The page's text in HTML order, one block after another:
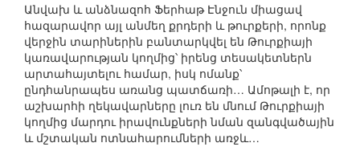
Անվախ և անձնազոհ Ֆերհաթ Էնջուն միացավ
հազարավոր այլ անմեղ քրդերի և թուրքերի, որոնք
վերջին տարիներին բանտարկվել են Թուրքիայի
կառավարության կողմից՝ իրենց տեսակետներն
արտահայտելու համար, իսկ ոմանք՝
ընդհանրապես առանց պատճառի… Ամոթալի է, որ
աշխարհի ղեկավարները լուռ են մնում Թուրքիայի
կողմից մարդու իրավունքների նման զանգվածային
և մշտական ոտնահարումների առջև…